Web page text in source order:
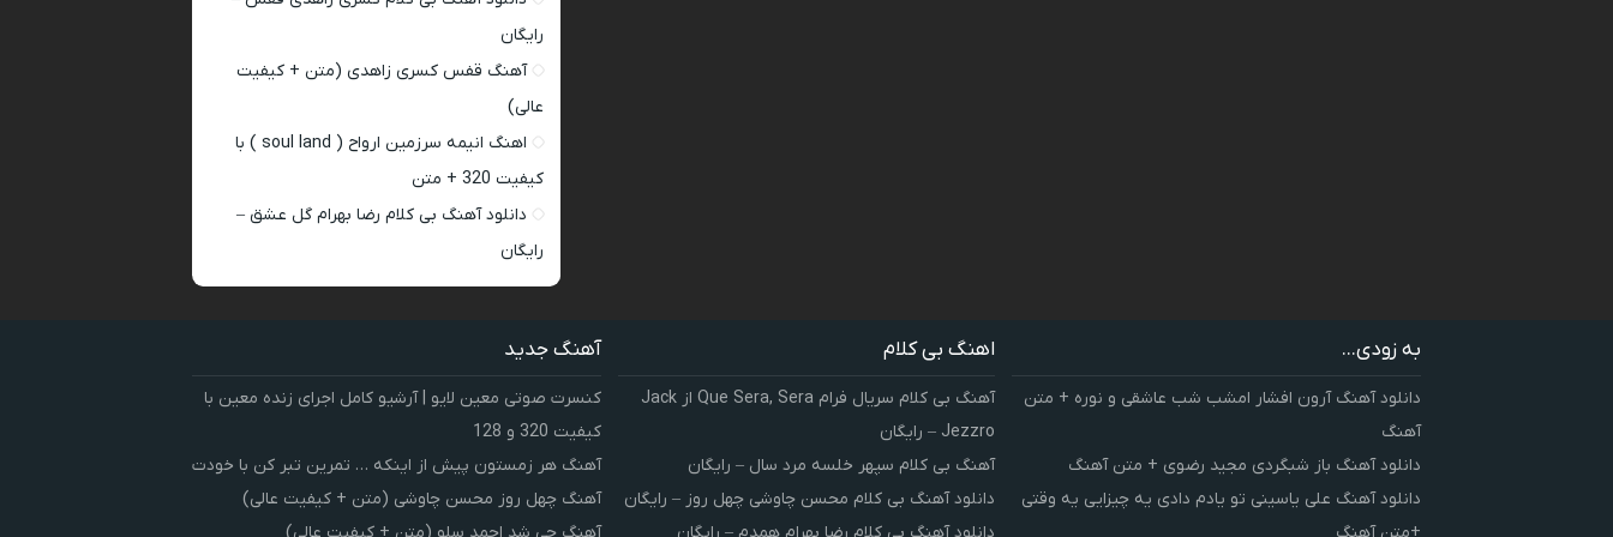
رایگان
آهنگ قفس کسری زاهدی (متن + کیفیت
عالی)
اهنگ انیمه سرزمین ارواح ( soul land ) با
کیفیت 320 + متن
دانلود آهنگ بی کلام رضا بهرام گل عشق –
رایگان
به زودی...
دانلود آهنگ آرون افشار امشب شب عاشقی و نوره + متن
آهنگ
دانلود آهنگ باز شبگردی مجید رضوی + متن آهنگ
دانلود آهنگ علی یاسینی تو یادم دادی یه چیزایی یه وقتی
اهنگ بی کلام
آهنگ بی کلام سریال فرام Que Sera, Sera از Jack
Jezzro – رایگان
آهنگ بی کلام سپهر خلسه مرد سال – رایگان
دانلود آهنگ بی کلام محسن چاوشی چهل روز – رایگان
آهنگ جدید
کنسرت صوتی معین لایو | آرشیو کامل اجرای زنده معین با
کیفیت 320 و 128
آهنگ هر زمستون پیش از اینکه … تمرین تبر کن با خودت
آهنگ چهل روز محسن چاوشی (متن + کیفیت عالی)